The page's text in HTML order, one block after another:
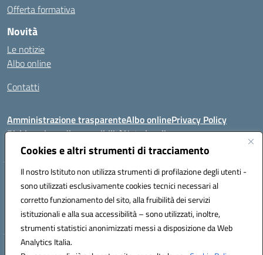
Cookies e altri strumenti di tracciamento
Il nostro Istituto non utilizza strumenti di profilazione degli utenti -
sono utilizzati esclusivamente cookies tecnici necessari al
corretto funzionamento del sito, alla fruibilità dei servizi
istituzionali e alla sua accessibilità – sono utilizzati, inoltre,
strumenti statistici anonimizzati messi a disposizione da Web
Analytics Italia.
Offerta formativa
Novità
Le notizie
Albo online
Contatti
Amministrazione trasparenteAlbo onlinePrivacy Policy
Dichiarazione di accessibilitàNote legali
VIA FEUDO N.46 - 81024 - Maddaloni (CE) - Tel 0823202821 - Mail:
ceic8al005@istruzione.it - PEC: ceic8al005@pec.istruzione.it
Codice meccanografico: CEIC8AL005 - Codice iPA:icmvm_0 - C.F.
80011470616 - Codice univoco fatturazione elettronica (CUF): UF7XAK
Hosting & Powered by 3D Solution S.r.l.